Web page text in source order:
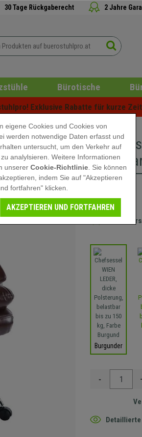
30 Tage Rückgaberecht 2 Jahre
Bürotische
Exklusive Rabatte für kurze
Gratis
Burgunder
-
Detaillierte
eigene Cookies und Cookies von
werden notwendige Daten erfasst und
untersucht, um den Verkehr auf
analylsieren. Weitere Informationen
unserer Cookie-Richtlinie. Sie können
indem Sie auf "Akzeptieren
fortfahren" klicken.
AKZEPTIEREN UND FORTFAHREN